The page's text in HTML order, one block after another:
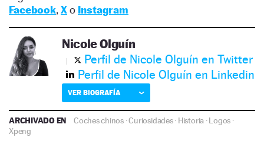
Facebook, Xo Instagram
Nicole Olguín
Perfil de Nicole Olguín en Twitter
Perfil de Nicole Olguín en Linkedin
VER BIOGRAFÍA
ARCHIVADO EN Coches chinos ·Curiosidades· Historia ·Logos ·
Xpeng